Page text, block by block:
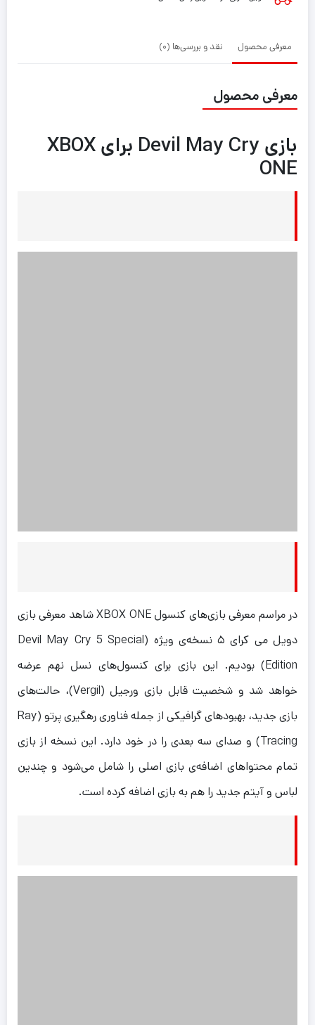
معرفی محصول نقد و بررسی‌ها (0)
معرفی محصول
بازی Devil May Cry برای XBOX
ONE
در مراسم معرفی بازی‌های کنسول XBOX ONE شاهد معرفی بازی
دویل می کرای ۵ نسخه‌ی ویژه (Devil May Cry 5 Special
Edition) بودیم. این بازی برای کنسول‌های نسل نهم عرضه
خواهد شد و شخصیت قابل بازی ورجیل (Vergil)، حالت‌های
بازی جدید، بهبودهای گرافیکی از جمله فناوری رهگیری پرتو (Ray
Tracing) و صدای سه بعدی را در خود دارد. این نسخه‌ از بازی
تمام محتواهای اضافه‌ی بازی اصلی را شامل می‌شود و چندین
لباس و آیتم جدید را هم به بازی اضافه کرده است.